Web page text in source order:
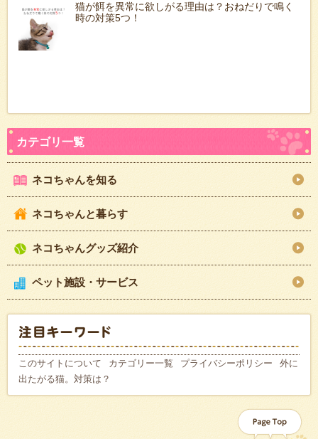
猫が餌を異常に欲しがる理由は？おねだりで鳴く
時の対策5つ！
ネコちゃんを知る
ネコちゃんと暮らす
ネコちゃんグッズ紹介
ペット施設・サービス
このサイトについて カテゴリー一覧 プライバシーポリシー
外に
出たがる猫。対策は？